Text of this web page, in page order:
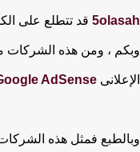
5olasah قد تتطلع على
وبكم ، ومن هذه الشركات
الإعلانى AdSense
وبالطبع فمثل هذه